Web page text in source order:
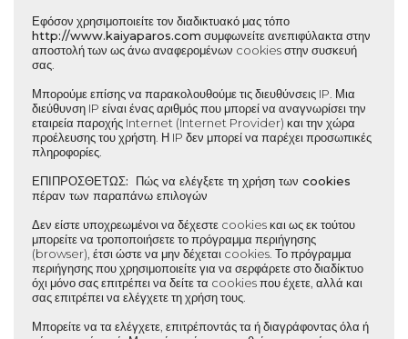
Εφόσον χρησιμοποιείτε τον διαδικτυακό μας τόπο
http://www.kaiyaparos.com συμφωνείτε ανεπιφύλακτα στην
αποστολή των ως άνω αναφερομένων cookies στην συσκευή
σας.
Μπορούμε επίσης να παρακολουθούμε τις διευθύνσεις IP. Μια
διεύθυνση IP είναι ένας αριθμός που μπορεί να αναγνωρίσει την
εταιρεία παροχής Internet (Internet Provider) και την χώρα
προέλευσης του χρήστη. Η IP δεν μπορεί να παρέχει προσωπικές
πληροφορίες.
ΕΠΙΠΡΟΣΘΕΤΩΣ: Πώς να ελέγξετε τη χρήση των cookies
πέραν των παραπάνω επιλογών
Δεν είστε υποχρεωμένοι να δέχεστε cookies και ως εκ τούτου
μπορείτε να τροποποιήσετε το πρόγραμμα περιήγησης
(browser), έτσι ώστε να μην δέχεται cookies. Το πρόγραμμα
περιήγησης που χρησιμοποιείτε για να σερφάρετε στο διαδίκτυο
όχι μόνο σας επιτρέπει να δείτε τα cookies που έχετε, αλλά και
σας επιτρέπει να ελέγχετε τη χρήση τους.
Μπορείτε να τα ελέγχετε, επιτρέποντάς τα ή διαγράφοντας όλα ή